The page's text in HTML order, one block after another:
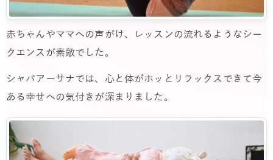
赤ちゃんやママへの声がけ、レッスンの流れるようなシー
クエンスが素敵でした。
シャバアーサナでは、心と体がホッとリラックスできて今
ある幸せへの気付きが深まりました。